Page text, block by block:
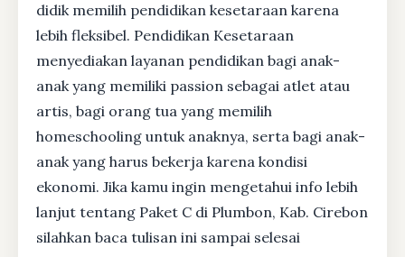
didik memilih pendidikan kesetaraan karena
lebih fleksibel. Pendidikan Kesetaraan
menyediakan layanan pendidikan bagi anak-
anak yang memiliki passion sebagai atlet atau
artis, bagi orang tua yang memilih
homeschooling untuk anaknya, serta bagi anak-
anak yang harus bekerja karena kondisi
ekonomi. Jika kamu ingin mengetahui info lebih
lanjut tentang Paket C di Plumbon, Kab. Cirebon
silahkan baca tulisan ini sampai selesai